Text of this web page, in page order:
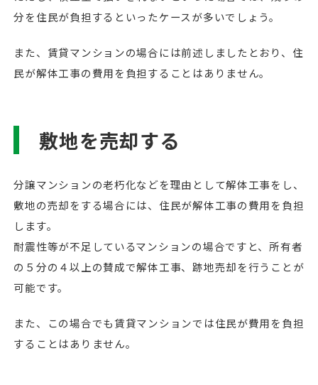
分を住民が負担するといったケースが多いでしょう。
また、賃貸マンションの場合には前述しましたとおり、住
民が解体工事の費用を負担することはありません。
敷地を売却する
分譲マンションの老朽化などを理由として解体工事をし、
敷地の売却をする場合には、住民が解体工事の費用を負担
します。
耐震性等が不足しているマンションの場合ですと、所有者
の５分の４以上の賛成で解体工事、跡地売却を行うことが
可能です。
また、この場合でも賃貸マンションでは住民が費用を負担
することはありません。